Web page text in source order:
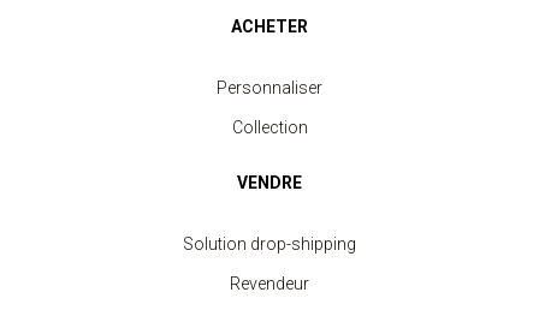
ACHETER
Personnaliser
Collection
VENDRE
Solution drop-shipping
Revendeur